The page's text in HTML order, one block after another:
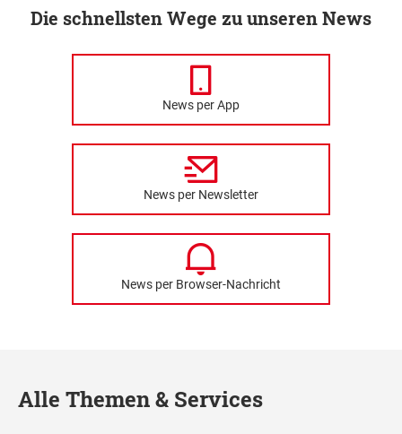
Die schnellsten Wege zu unseren News
News per App
News per Newsletter
News per Browser-Nachricht
Alle Themen & Services